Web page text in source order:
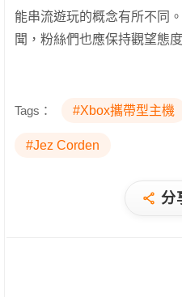
能串流遊玩的概念有所不同
聞，粉絲們也應保持觀望態
Tags： #Xbox攜帶型主機
#Jez Corden
分